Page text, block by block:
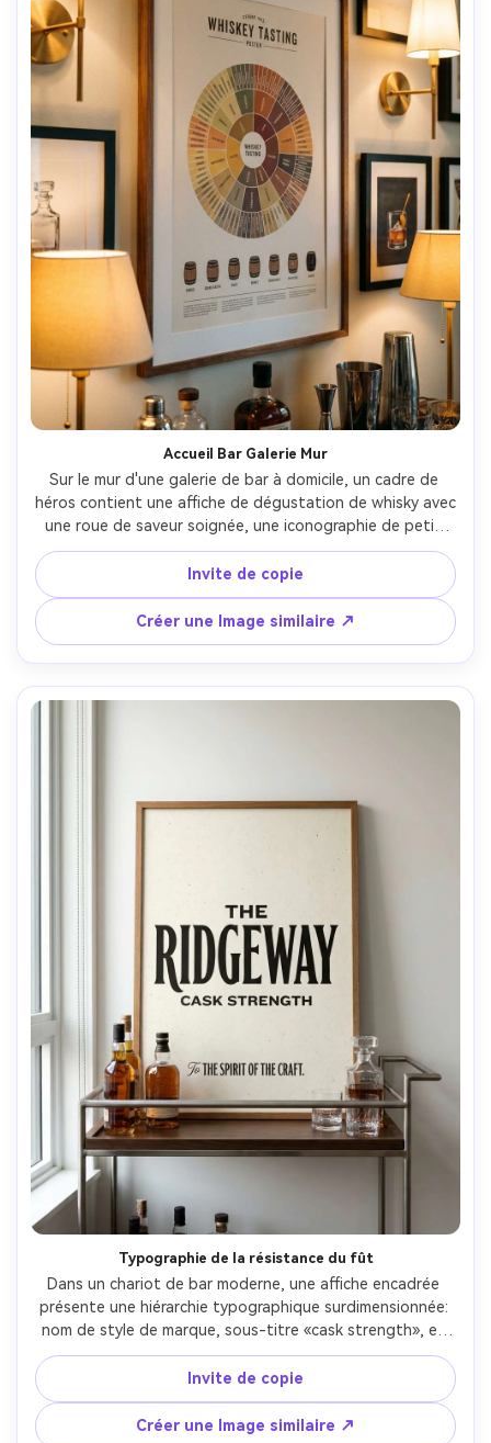
Accueil Bar Galerie Mur
Sur le mur d'une galerie de bar à domicile, un cadre de
héros contient une affiche de dégustation de whisky avec
une roue de saveur soignée, une iconographie de petit
baril et une typographie retenue, conçue pour
l'impression avec de grandes marges, photographiée avec
un objectif de 35 mm à un léger angle, un éclairage
pratique chaud, une vignette douce, des détails de cadre
nets, des ombres naturelles-AR 4:5
Invite de copie
Créer une Image similaire ↗
Typographie de la résistance du fût
Dans un chariot de bar moderne, une affiche encadrée
présente une hiérarchie typographique surdimensionnée:
nom de style de marque, sous-titre «cask strength», et
une courte ligne de dédicace, encre noire sur papier crème
chaud avec grain subtil, prêt à imprimer 300 dpi, prise
directe sur 50 mm, lumière claire et remplissage doux,
bords nets et ton papier réaliste-AR 4:5
Invite de copie
Créer une Image similaire ↗